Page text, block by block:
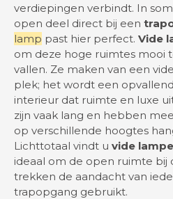
verdiepingen verbindt. In
open deel direct bij een
lamp past hier perfect. Vide
om deze hoge ruimtes mooi
vallen. Ze maken van een
plek; het wordt een
interieur dat ruimte en luxe
zijn vaak lang en hebben
op verschillende hoogtes
Lichttotaal vindt u vide
ideaal om de open ruimte bij
trekken de aandacht van
trapopgang gebruikt.